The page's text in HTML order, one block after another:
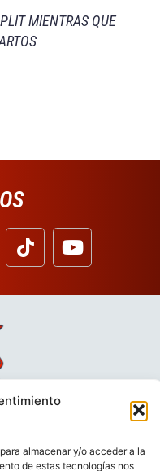
almacenar y/o acceder a la
de estas tecnologías nos
MIENTRAS QUE